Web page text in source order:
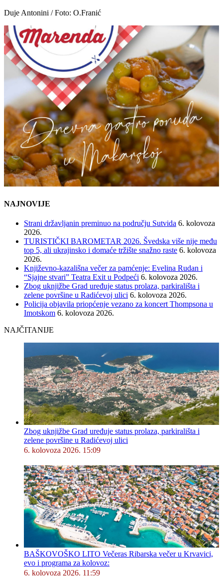
Duje Antonini / Foto: O.Franić
NAJNOVIJE
Strani državljanin preminuo na području Sutvida 6. kolovoza
2026.
TURISTIČKI BAROMETAR 2026. Švedska više nije među
top 5, ali ukrajinsko i domaće tržište snažno raste 6. kolovoza
2026.
Književno-kazališna večer za pamćenje: Evelina Rudan i
“Sjajne stvari” Teatra Exit u Podpeći 6. kolovoza 2026.
Zbog uknjižbe Grad uređuje status prolaza, parkirališta i
zelene površine u Radićevoj ulici 6. kolovoza 2026.
Policija objavila priopćenje vezano za koncert Thompsona u
Imotskom 6. kolovoza 2026.
NAJČITANIJE
Zbog uknjižbe Grad uređuje status prolaza, parkirališta i
zelene površine u Radićevoj ulici
6. kolovoza 2026. 15:09
BAŠKOVOŠKO LITO Večeras Ribarska večer u Krvavici,
evo i programa za kolovoz:
6. kolovoza 2026. 11:59